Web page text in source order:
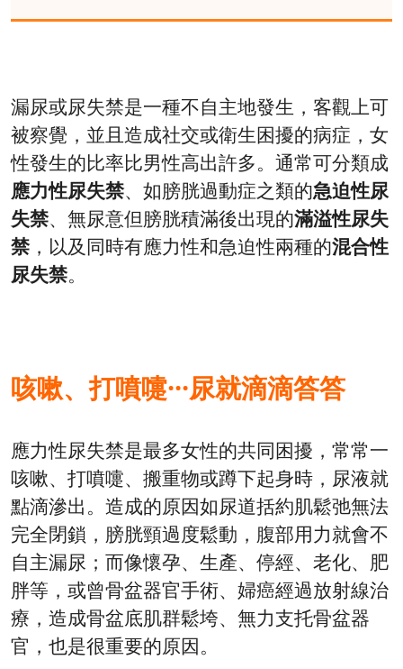
漏尿或尿失禁是一種不自主地發生，客觀上可
被察覺，並且造成社交或衛生困擾的病症，女
性發生的比率比男性高出許多。通常可分類成
應力性尿失禁、如膀胱過動症之類的急迫性尿
失禁、無尿意但膀胱積滿後出現的滿溢性尿失
禁 ，以及同時有應力性和急迫性兩種的混合性
尿失禁。
咳嗽、打噴嚏···尿就滴滴答答
應力性尿失禁是最多女性的共同困擾，常常一
咳嗽、打噴嚏、搬重物或蹲下起身時，尿液就
點滴滲出。造成的原因如尿道括約肌鬆弛無法
完全閉鎖，膀胱頸過度鬆動，腹部用力就會不
自主漏尿；而像懷孕、生產、停經、老化、肥
胖等，或曾骨盆器官手術、婦癌經過放射線治
療，造成骨盆底肌群鬆垮、無力支托骨盆器
官，也是很重要的原因。